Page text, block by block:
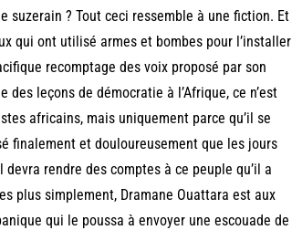
suzerain ? Tout ceci ressemble à une fiction. Et
qui ont utilisé armes et bombes pour l’installer
recomptage des voix proposé par son
des leçons de démocratie à l’Afrique, ce n’est
africains, mais uniquement parce qu’il se
finalement et douloureusement que les jours
rendre des comptes à ce peuple qu’il a
plus simplement, Dramane Ouattara est aux
qui le poussa à envoyer une escouade de